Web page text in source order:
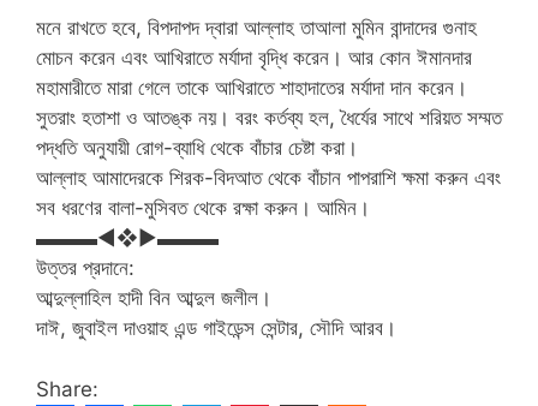
মনে রাখতে হবে, বিপদাপদ দ্বারা আল্লাহ তাআলা মুমিন বান্দাদের গুনাহ
মোচন করেন এবং আখিরাতে মর্যাদা বৃদ্ধি করেন। আর কোন ঈমানদার
মহামারীতে মারা গেলে তাকে আখিরাতে শাহাদাতের মর্যাদা দান করেন।
সুতরাং হতাশা ও আতঙ্ক নয়। বরং কর্তব্য হল, ধৈর্যের সাথে শরিয়ত সম্মত
পদ্ধতি অনুযায়ী রোগ-ব্যাধি থেকে বাঁচার চেষ্টা করা।
আল্লাহ আমাদেরকে শিরক-বিদআত থেকে বাঁচান পাপরাশি ক্ষমা করুন এবং
সব ধরণের বালা-মুসিবত থেকে রক্ষা করুন। আমিন।
▬▬▬◄❖►▬▬▬
উত্তর প্রদানে:
আব্দুল্লাহিল হাদী বিন আব্দুল জলীল।
দাঈ, জুবাইল দাওয়াহ এন্ড গাইডেন্স সেন্টার, সৌদি আরব।
Share: